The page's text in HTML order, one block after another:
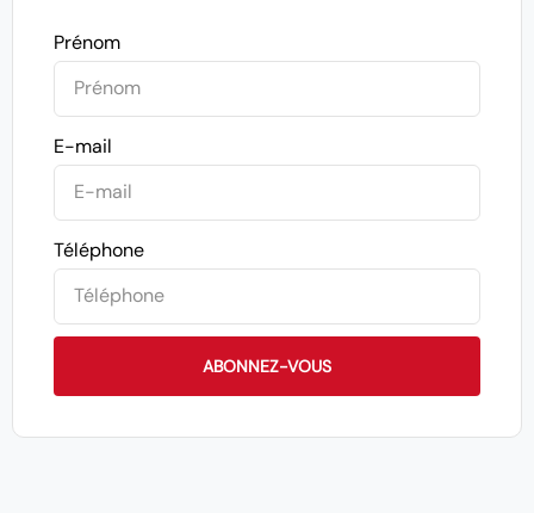
Prénom
E-mail
Téléphone
ABONNEZ-VOUS